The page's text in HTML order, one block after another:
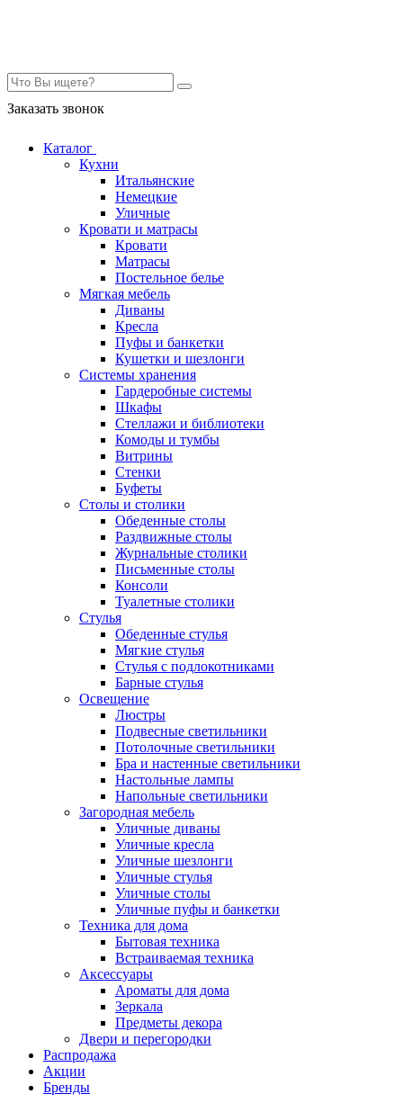
Заказать звонок
Каталог
Кухни
Итальянские
Немецкие
Уличные
Кровати и матрасы
Кровати
Матрасы
Постельное белье
Мягкая мебель
Диваны
Кресла
Пуфы и банкетки
Кушетки и шезлонги
Системы хранения
Гардеробные системы
Шкафы
Стеллажи и библиотеки
Комоды и тумбы
Витрины
Стенки
Буфеты
Столы и столики
Обеденные столы
Раздвижные столы
Журнальные столики
Письменные столы
Консоли
Туалетные столики
Стулья
Обеденные стулья
Мягкие стулья
Стулья с подлокотниками
Барные стулья
Освещение
Люстры
Подвесные светильники
Потолочные светильники
Бра и настенные светильники
Настольные лампы
Напольные светильники
Загородная мебель
Уличные диваны
Уличные кресла
Уличные шезлонги
Уличные стулья
Уличные столы
Уличные пуфы и банкетки
Техника для дома
Бытовая техника
Встраиваемая техника
Аксессуары
Ароматы для дома
Зеркала
Предметы декора
Двери и перегородки
Распродажа
Акции
Бренды